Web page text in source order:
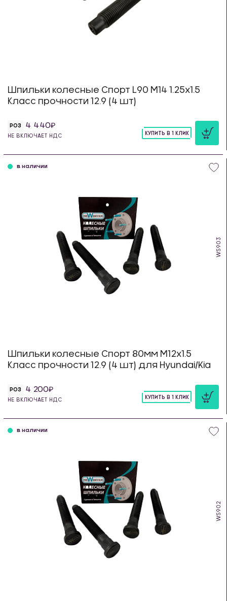
Шпильки колесные Спорт L90 М14 1.25х1.5
Класс прочности 12.9 (4 шт)
РОЗ 4 440
НЕ ВКЛЮЧАЕТ НДС
КУПИТЬ В 1 КЛИК
WS903
в наличии
Шпильки колесные Спорт 80мм М12х1.5
Класс прочности 12.9 (4 шт) для Hyundai/Kia
РОЗ 4 200
НЕ ВКЛЮЧАЕТ НДС
КУПИТЬ В 1 КЛИК
WS902
в наличии